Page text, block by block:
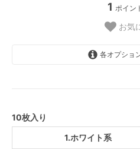
1 ポイン
お気
各オプショ
10枚入り
1.ホワイト系